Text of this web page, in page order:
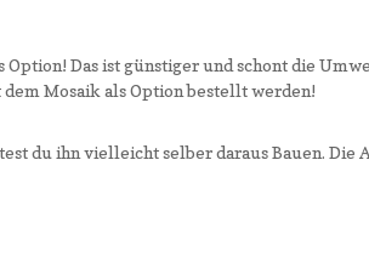
Das ist günstiger und schont die
Mosaik als Option bestellt werden!
du ihn vielleicht selber daraus Bauen. Die